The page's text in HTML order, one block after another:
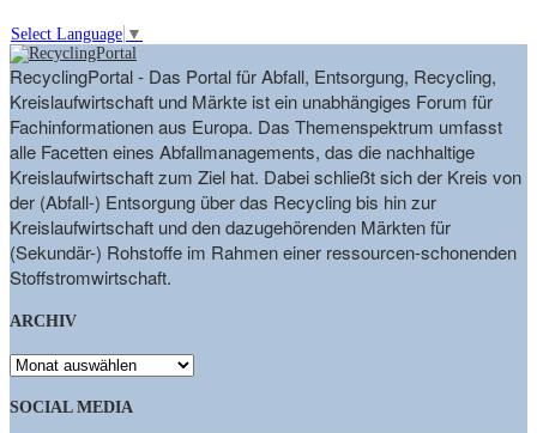
Select Language ▼
RecyclingPortal - Das Portal für Abfall, Entsorgung, Recycling,
Kreislaufwirtschaft und Märkte ist ein unabhängiges Forum für
Fachinformationen aus Europa. Das Themenspektrum umfasst
alle Facetten eines Abfallmanagements, das die nachhaltige
Kreislaufwirtschaft zum Ziel hat. Dabei schließt sich der Kreis von
der (Abfall-) Entsorgung über das Recycling bis hin zur
Kreislaufwirtschaft und den dazugehörenden Märkten für
(Sekundär-) Rohstoffe im Rahmen einer ressourcen-schonenden
Stoffstromwirtschaft.
ARCHIV
ARCHIV
SOCIAL MEDIA